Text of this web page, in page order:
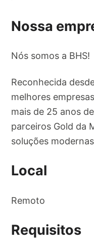
Nossa
Nós somos a BHS!
Reconhecida
melhores
mais de 25 anos
parceiros Gold da
soluções
Local
Remoto
Requisitos